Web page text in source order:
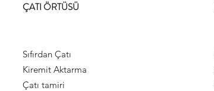
ÇATI ÖRTÜSÜ
Sıfırdan Çatı
Kiremit Aktarma
Çatı tamiri